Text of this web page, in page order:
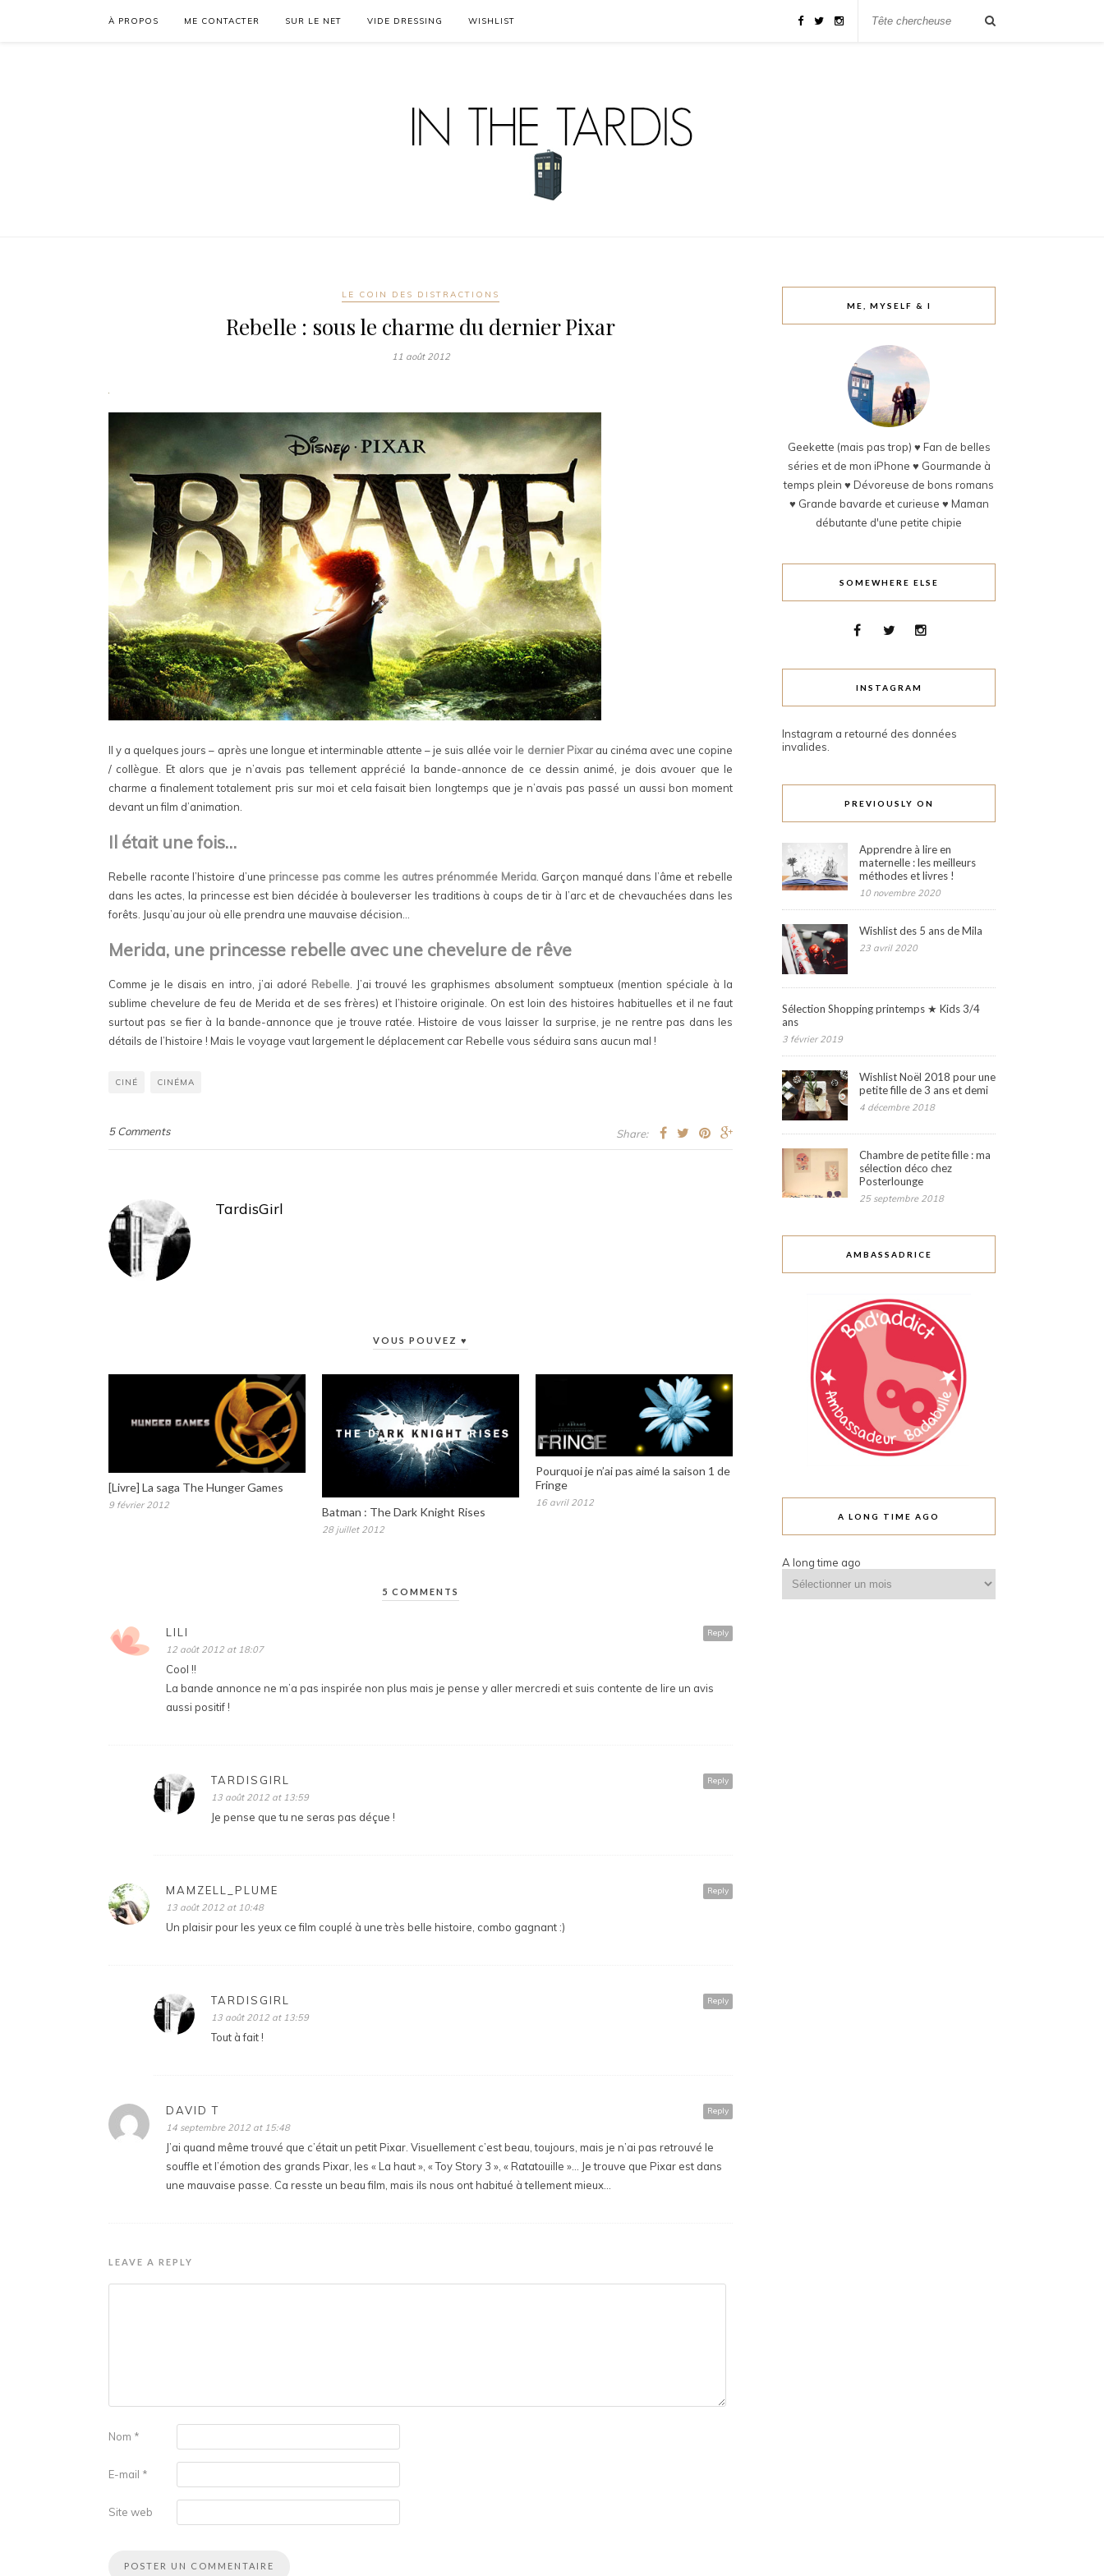
À PROPOS ME CONTACTER SUR LE NET VIDE DRESSING WISHLIST
LE COIN DES DISTRACTIONS
Rebelle : sous le charme du dernier Pixar
11 août 2012
Il y a quelques jours – après une longue et interminable attente – je suis allée voir le dernier Pixar au cinéma avec une copine
/ collègue. Et alors que je n’avais pas tellement apprécié la bande-annonce de ce dessin animé, je dois avouer que le
charme a finalement totalement pris sur moi et cela faisait bien longtemps que je n’avais pas passé un aussi bon moment
devant un film d’animation.
Il était une fois…
Rebelle raconte l’histoire d’une princesse pas comme les autres prénommée Merida. Garçon manqué dans l’âme et rebelle
dans les actes, la princesse est bien décidée à bouleverser les traditions à coups de tir à l’arc et de chevauchées dans les
forêts. Jusqu’au jour où elle prendra une mauvaise décision…
Merida, une princesse rebelle avec une chevelure de rêve
Comme je le disais en intro, j’ai adoré Rebelle. J’ai trouvé les graphismes absolument somptueux (mention spéciale à la
sublime chevelure de feu de Merida et de ses frères) et l’histoire originale. On est loin des histoires habituelles et il ne faut
surtout pas se fier à la bande-annonce que je trouve ratée. Histoire de vous laisser la surprise, je ne rentre pas dans les
détails de l’histoire ! Mais le voyage vaut largement le déplacement car Rebelle vous séduira sans aucun mal !
CINÉ CINÉMA
5 Comments Share:
TardisGirl
VOUS POUVEZ ♥
[Livre] La saga The Hunger Games
9 février 2012 Batman : The Dark Knight Rises
28 juillet 2012
Pourquoi je n’ai pas aimé la saison 1 de
Fringe
16 avril 2012
5 COMMENTS
Reply
LILI
12 août 2012 at 18:07
Cool !!
La bande annonce ne m’a pas inspirée non plus mais je pense y aller mercredi et suis contente de lire un avis
aussi positif !
Reply
TARDISGIRL
13 août 2012 at 13:59
Je pense que tu ne seras pas déçue !
Reply
MAMZELL_PLUME
13 août 2012 at 10:48
Un plaisir pour les yeux ce film couplé à une très belle histoire, combo gagnant :)
Reply
TARDISGIRL
13 août 2012 at 13:59
Tout à fait !
Reply
DAVID T
14 septembre 2012 at 15:48
J’ai quand même trouvé que c’était un petit Pixar. Visuellement c’est beau, toujours, mais je n’ai pas retrouvé le
souffle et l’émotion des grands Pixar, les « La haut », « Toy Story 3 », « Ratatouille »… Je trouve que Pixar est dans
une mauvaise passe. Ca resste un beau film, mais ils nous ont habitué à tellement mieux…
LEAVE A REPLY
Nom *
E-mail *
Site web
ME, MYSELF & I
Geekette (mais pas trop) ♥ Fan de belles
séries et de mon iPhone ♥ Gourmande à
temps plein ♥ Dévoreuse de bons romans
♥ Grande bavarde et curieuse ♥ Maman
débutante d'une petite chipie
SOMEWHERE ELSE
INSTAGRAM
Instagram a retourné des données
invalides.
PREVIOUSLY ON
Apprendre à lire en
maternelle : les meilleurs
méthodes et livres !
10 novembre 2020
Wishlist des 5 ans de Mila
23 avril 2020
Sélection Shopping printemps ★ Kids 3/4
ans
3 février 2019
Wishlist Noël 2018 pour une
petite fille de 3 ans et demi
4 décembre 2018
Chambre de petite fille : ma
sélection déco chez
Posterlounge
25 septembre 2018
AMBASSADRICE
A LONG TIME AGO
A long time ago